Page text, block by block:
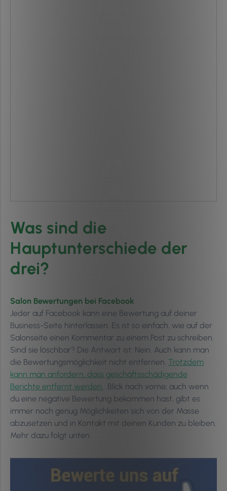
Was sind die
Hauptunterschiede der
drei?
Salon Bewertungen bei Facebook
Jeder auf Facebook kann eine Bewertung auf deiner
Business-Seite hinterlassen. Es ist so einfach, wie auf der
Salonseite einen Kommentar zu einem Post zu schreiben.
Sind sie löschbar? Die Antwort ist: Nein. Auch kann man
die Bewertungsmöglichkeit nicht entfernen. Trotzdem
kann man anfordern, dass geschäftsschädigende
Berichte entfernt werden. Blick nach vorne; auch wenn
du eine negative Bewertung bekommen hast, gibt es
immer noch genug Möglichkeiten sich von der Masse
abzusetzen und in Kontakt mit deinen Kunden zu bleiben.
Mehr dazu folgt unten.